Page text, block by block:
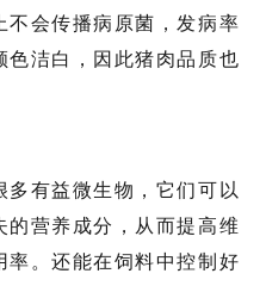
不会传播病原菌，发病率
色洁白，因此猪肉品质也
有益微生物，它们可以
营养成分，从而提高维
率。还能在饲料中控制好